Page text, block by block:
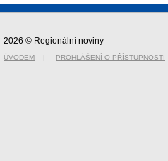
2026 © Regionální noviny
ÚVODEM | PROHLÁŠENÍ O PŘÍSTUPNOSTI